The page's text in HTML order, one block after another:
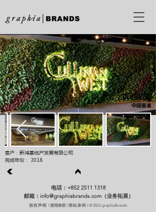
香港汇玺
中国香港
客户：新鸿基地产发展有限公司
完成年份： 2018
电话：+852 2511 1318
邮箱：info@graphiabrands.com（业务拓展）
版权声明 使用条款l 隐私条例 l © 2023 graphiaBrands